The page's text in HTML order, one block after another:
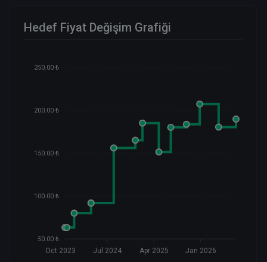
Hedef Fiyat Değişim Grafiği
250.00 ₺
200.00 ₺
150.00 ₺
100.00 ₺
50.00 ₺
Oct 2023 Jul 2024 Apr 2025 Jan 2026